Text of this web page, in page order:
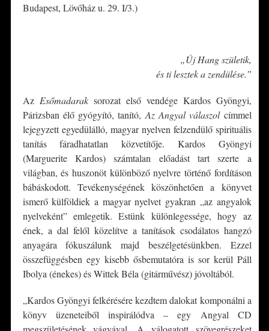
Budapest, Lövőház u. 29. I/3.)
„Új Hang születik,
és ti lesztek a zendülése.”
Az Esőmadaraksorozat első vendége Kardos Gyöngyi,
Párizsban élő gyógyító, tanító, Az Angyal válaszolcímmel
lejegyzett egyedülálló, magyar nyelven felzendülő spirituális
tanítás fáradhatatlan közvetítője. Kardos Gyöngyi
(Marguerite Kardos) számtalan előadást tart szerte a
világban, és huszonöt különböző nyelvre történő fordításon
bábáskodott. Tevékenységének köszönhetően a könyvet
ismerő külföldiek a magyar nyelvet gyakran „az angyalok
nyelveként” emlegetik. Estünk különlegessége, hogy az
ének, a dal felől közelítve a tanítások csodálatos hangzó
anyagára fókuszálunk majd beszélgetésünkben. Ezzel
összefüggésben egy kisebb ősbemutatóra is sor kerül Páll
Ibolya (énekes) és Wittek Béla (gitárművész) jóvoltából.
„Kardos Gyöngyi felkérésére kezdtem dalokat komponálni a
könyv üzeneteiből inspirálódva – egy Angyal CD